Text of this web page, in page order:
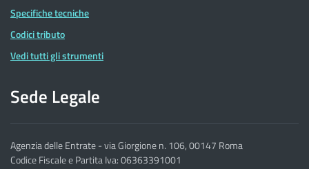
Specifiche tecniche
Codici tributo
Vedi tutti gli strumenti
Sede Legale
Agenzia delle Entrate - via Giorgione n. 106, 00147 Roma
Codice Fiscale e Partita Iva: 06363391001